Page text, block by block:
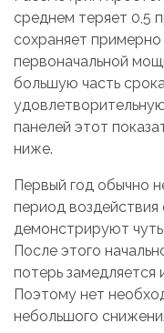
среднем теряет 0,5
сохраняет
первоначальной
большую часть
панелей этот
ниже.
Первый год обычно
период воздействия
демонстрируют
После этого
потерь замедляется
Поэтому нет
небольшого